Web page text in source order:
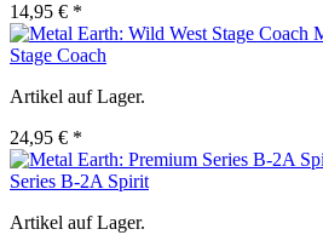
14,95 € *
Stage Coach
Artikel auf Lager.
24,95 € *
Series B-2A Spirit
Artikel auf Lager.